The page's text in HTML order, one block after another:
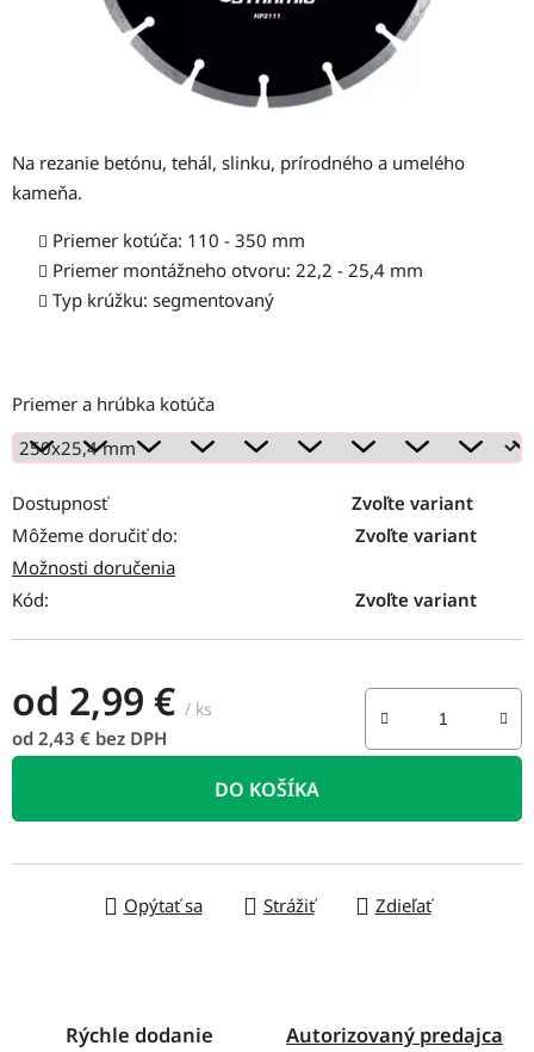
Na rezanie betónu, tehál, slinku, prírodného a umelého
kameňa.
Priemer kotúča: 110 - 350 mm
Priemer montážneho otvoru: 22,2 - 25,4 mm
Typ krúžku: segmentovaný
Priemer a hrúbka kotúča
Dostupnosť
Zvoľte variant
Môžeme doručiť do:
Zvoľte variant
Možnosti doručenia
Kód:
Zvoľte variant
od 2,99 € / ks
od 2,43 € bez DPH
DO KOŠÍKA
Opýtať sa Strážiť Zdieľať
Rýchle dodanie Autorizovaný predajca